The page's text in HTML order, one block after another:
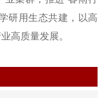
研用生态共建，以高
高质量发展。